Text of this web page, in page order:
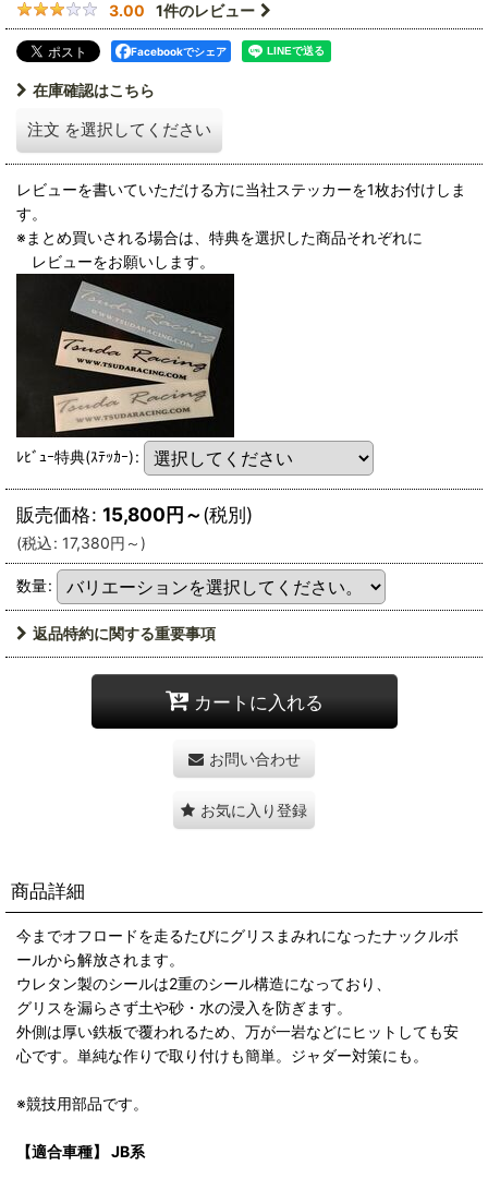
3.00 1件のレビュー
Facebookでシェア
在庫確認はこちら
注文 を選択してください
レビューを書いていただける方に当社ステッカーを1枚お付けしま
す。
※まとめ買いされる場合は、特典を選択した商品それぞれに
レビューをお願いします。
ﾚﾋﾞｭｰ特典(ｽﾃｯｶｰ):
販売価格: 15,800円～(税別)
(税込: 17,380円 ～ )
数量:
返品特約に関する重要事項
カートに入れる
お問い合わせ
お気に入り登録
商品詳細
今までオフロードを走るたびにグリスまみれになったナックルボ
ールから解放されます。
ウレタン製のシールは2重のシール構造になっており、
グリスを漏らさず土や砂・水の浸入を防ぎます。
外側は厚い鉄板で覆われるため、万が一岩などにヒットしても安
心です。単純な作りで取り付けも簡単。ジャダー対策にも。
※競技用部品です。
【適合車種】 JB系